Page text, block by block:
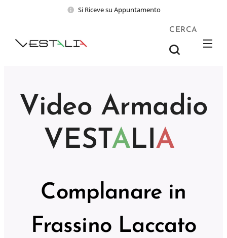
Si Riceve su Appuntamento
CERCA
Video Armadio
VESTALIA
Complanare in
Frassino Laccato